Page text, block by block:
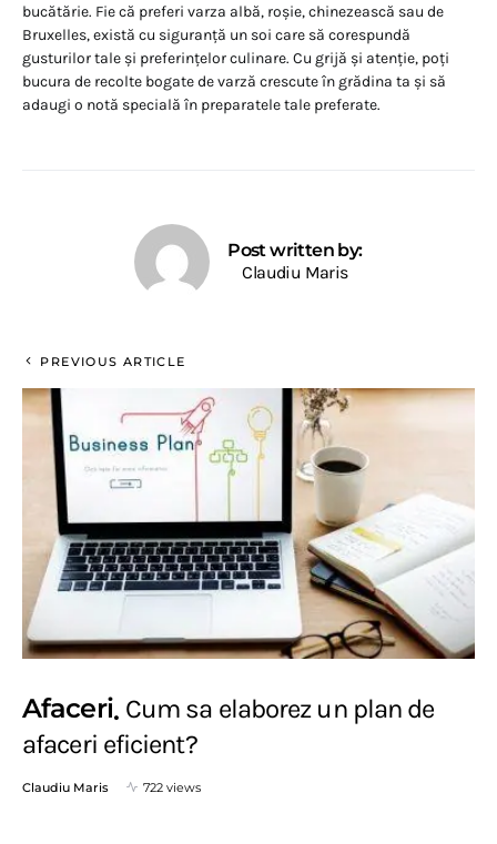
bucătărie. Fie că preferi varza albă, roșie, chinezească sau de
Bruxelles, există cu siguranță un soi care să corespundă
gusturilor tale și preferințelor culinare. Cu grijă și atenție, poți
bucura de recolte bogate de varză crescute în grădina ta și să
adaugi o notă specială în preparatele tale preferate.
Post written by:
Claudiu Maris
PREVIOUS ARTICLE
Afaceri Cum sa elaborez un plan de
afaceri eficient?
Claudiu Maris 722 views